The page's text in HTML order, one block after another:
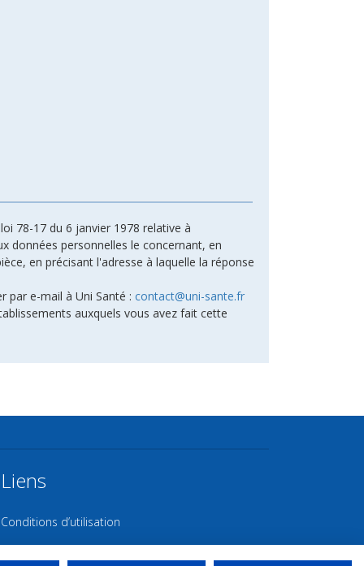
78-17 du 6 janvier 1978 relative à
données personnelles le concernant, en
en précisant l'adresse à laquelle la réponse
par e-mail à Uni Santé : contact@uni-sante.fr
auxquels vous avez fait cette
Liens
Conditions d’utilisation
Contact NL